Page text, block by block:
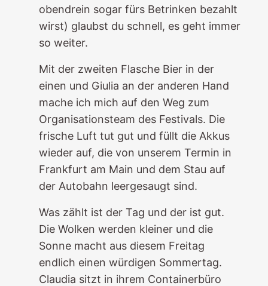
obendrein sogar fürs Betrinken bezahlt
wirst) glaubst du schnell, es geht immer
so weiter.
Mit der zweiten Flasche Bier in der
einen und Giulia an der anderen Hand
mache ich mich auf den Weg zum
Organisationsteam des Festivals. Die
frische Luft tut gut und füllt die Akkus
wieder auf, die von unserem Termin in
Frankfurt am Main und dem Stau auf
der Autobahn leergesaugt sind.
Was zählt ist der Tag und der ist gut.
Die Wolken werden kleiner und die
Sonne macht aus diesem Freitag
endlich einen würdigen Sommertag.
Claudia sitzt in ihrem Containerbüro